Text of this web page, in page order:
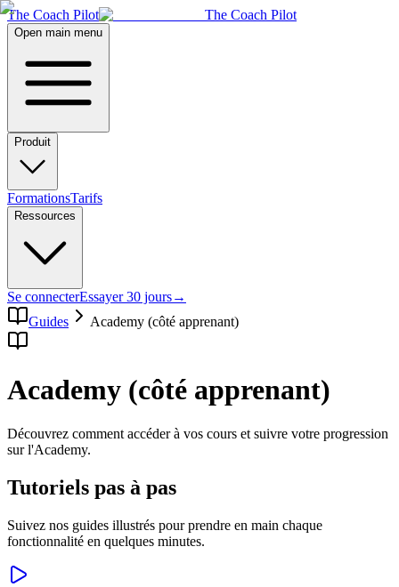
The Coach Pilot The Coach Pilot
Open main menu
Produit
FormationsTarifs
Ressources
Se connecterEssayer 30 jours→
Guides
Academy (côté apprenant)
Academy (côté apprenant)
Découvrez comment accéder à vos cours et suivre votre progression
sur l'Academy.
Tutoriels pas à pas
Suivez nos guides illustrés pour prendre en main chaque
fonctionnalité en quelques minutes.